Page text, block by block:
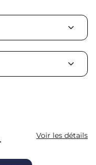
Voir les détails